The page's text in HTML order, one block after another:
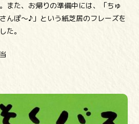
また、お帰りの準備中には、「ちゅ
んぽ～♪」という紙芝居のフレーズを
た。